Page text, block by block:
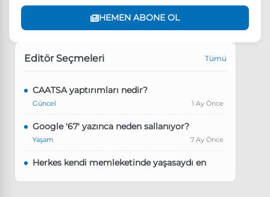
HEMEN ABONE OL
Editör Seçmeleri Tümü
CAATSA yaptırımları nedir?
Güncel 1 Ay Önce
Google '67' yazınca neden sallanıyor?
Yaşam 7 Ay Önce
Herkes kendi memleketinde yaşasaydı en